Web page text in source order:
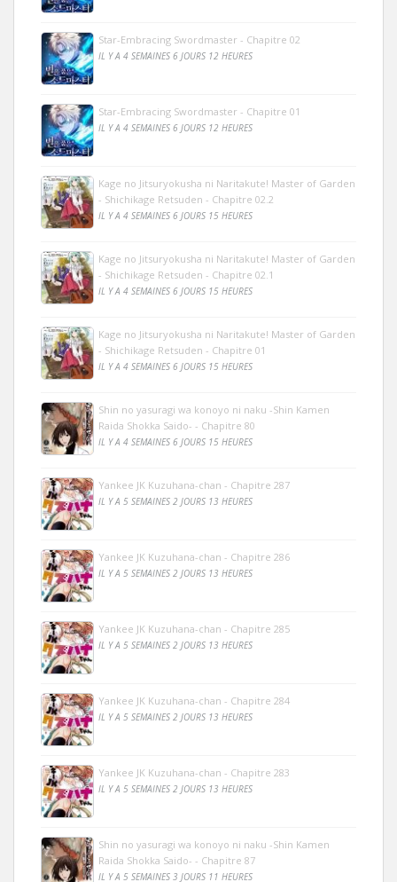
Star-Embracing Swordmaster - Chapitre 02
IL Y A 4 SEMAINES 6 JOURS 12 HEURES
Star-Embracing Swordmaster - Chapitre 01
IL Y A 4 SEMAINES 6 JOURS 12 HEURES
Kage no Jitsuryokusha ni Naritakute! Master of Garden
- Shichikage Retsuden - Chapitre 02.2
IL Y A 4 SEMAINES 6 JOURS 15 HEURES
Kage no Jitsuryokusha ni Naritakute! Master of Garden
- Shichikage Retsuden - Chapitre 02.1
IL Y A 4 SEMAINES 6 JOURS 15 HEURES
Kage no Jitsuryokusha ni Naritakute! Master of Garden
- Shichikage Retsuden - Chapitre 01
IL Y A 4 SEMAINES 6 JOURS 15 HEURES
Shin no yasuragi wa konoyo ni naku -Shin Kamen
Raida Shokka Saido- - Chapitre 80
IL Y A 4 SEMAINES 6 JOURS 15 HEURES
Yankee JK Kuzuhana-chan - Chapitre 287
IL Y A 5 SEMAINES 2 JOURS 13 HEURES
Yankee JK Kuzuhana-chan - Chapitre 286
IL Y A 5 SEMAINES 2 JOURS 13 HEURES
Yankee JK Kuzuhana-chan - Chapitre 285
IL Y A 5 SEMAINES 2 JOURS 13 HEURES
Yankee JK Kuzuhana-chan - Chapitre 284
IL Y A 5 SEMAINES 2 JOURS 13 HEURES
Yankee JK Kuzuhana-chan - Chapitre 283
IL Y A 5 SEMAINES 2 JOURS 13 HEURES
Shin no yasuragi wa konoyo ni naku -Shin Kamen
Raida Shokka Saido- - Chapitre 87
IL Y A 5 SEMAINES 3 JOURS 11 HEURES